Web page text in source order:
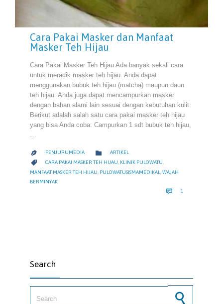
Cara Pakai Masker dan Manfaat
Masker Teh Hijau
Cara Pakai Masker Teh Hijau Ada banyak sekali cara
untuk meracik masker teh hijau. Anda dapat
menggunakan bubuk teh hijau (matcha) maupun daun
teh hijau. Anda juga dapat mencampurkan masker
dengan bahan alami lain sesuai dengan kebutuhan kulit.
Berikut adalah salah satu cara pakai masker teh hijau
yang bisa Anda coba: Campurkan 1 sdt bubuk teh hijau,
 PENJURUMEDIA  CATEGORY
ARTIKEL
 CATEGORY
CARA PAKAI MASKER TEH HIJAU, KLINIK PULOWATU,
MANFAAT MASKER TEH HIJAU PULOWATUSISMAMEDIKAL
WAJAH
BERMINYAK
 1
Search